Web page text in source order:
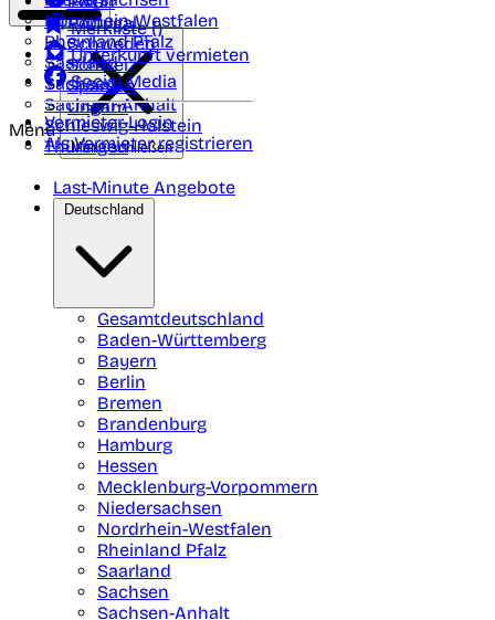
Nordrhein-Westfalen
Rheinland Pfalz
Saarland
Sachsen
Sachsen-Anhalt
Schleswig-Holstein
Thüringen
Portugal
Schweden
Schweiz
Spanien
Ungarn
Merkliste ()
Unterkunft vermieten
Social Media
Vermieter-Login
Als Vermieter registrieren
Menü
Menü schließen
Last-Minute Angebote
Deutschland
Gesamtdeutschland
Baden-Württemberg
Bayern
Berlin
Bremen
Brandenburg
Hamburg
Hessen
Mecklenburg-Vorpommern
Niedersachsen
Nordrhein-Westfalen
Rheinland Pfalz
Saarland
Sachsen
Sachsen-Anhalt